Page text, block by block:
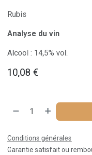
Rubis
Analyse du vin
Alcool : 14,5% vol.
10,08 €
Conditions générales
Garantie satisfait ou